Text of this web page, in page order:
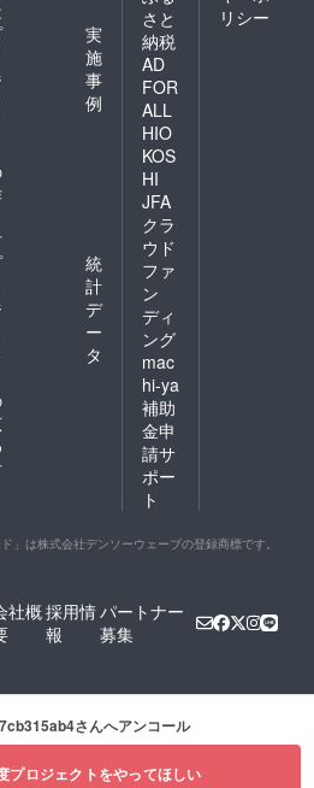
実
施
事
例
統
計
デ
ー
タ
さと
納税
AD
FOR
ALL
HIO
KOS
HI
JFA
クラ
ウド
ファ
ン
ディ
ング
mac
hi-ya
補助
金申
請サ
ポー
ト
リシー
ド」は株式会社デンソーウェーブの登録商標です。
社概採用情
報
パートナー
募集
さんへアンコール
プロジェクトをやってほしい